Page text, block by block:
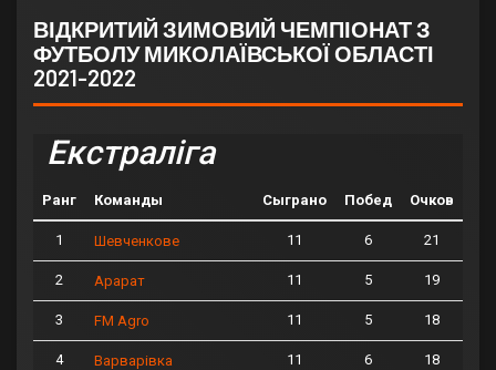
ВІДКРИТИЙ ЗИМОВИЙ ЧЕМПІОНАТ З
ФУТБОЛУ МИКОЛАЇВСЬКОЇ ОБЛАСТІ
2021-2022
Екстраліга
Ранг Команды Сыграно Побед Очков
1 Шевченкове 11 6 21
2 Арарат 11 5 19
3 FM Agro 11 5 18
4 Варварівка 11 6 18